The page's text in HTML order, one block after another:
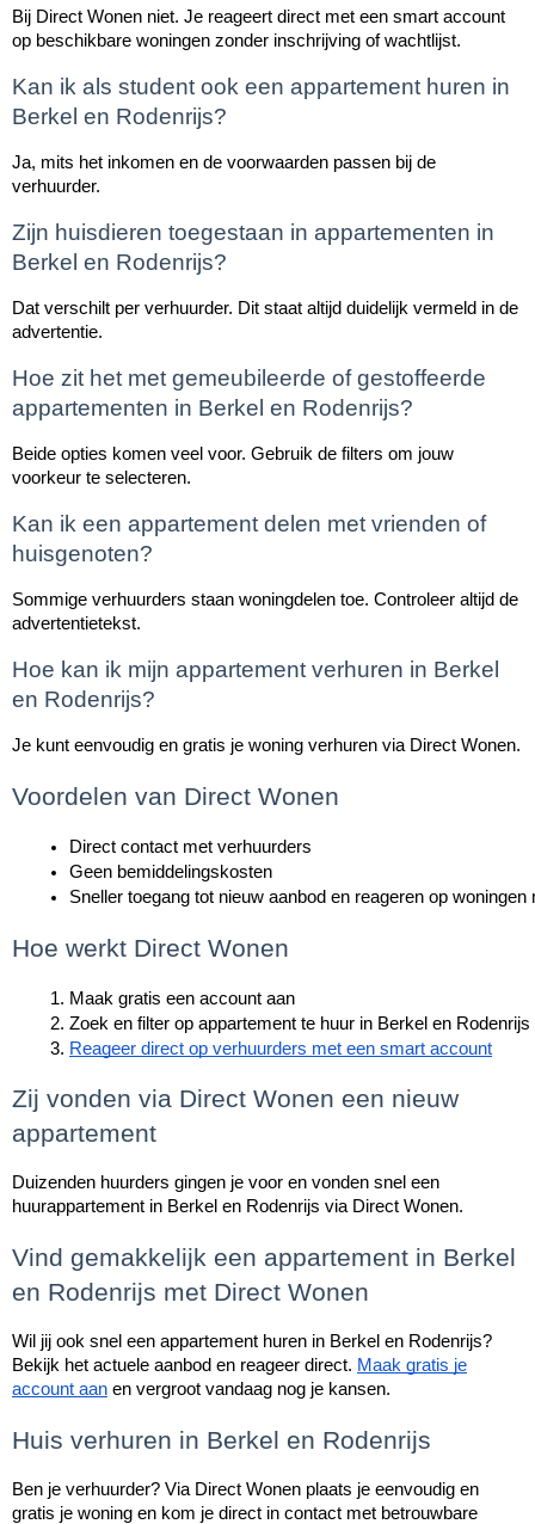
Bij Direct Wonen niet. Je reageert direct met een smart account
op beschikbare woningen zonder inschrijving of wachtlijst.
Kan ik als student ook een appartement huren in
Berkel en Rodenrijs?
Ja, mits het inkomen en de voorwaarden passen bij de
verhuurder.
Zijn huisdieren toegestaan in appartementen in
Berkel en Rodenrijs?
Dat verschilt per verhuurder. Dit staat altijd duidelijk vermeld in de
advertentie.
Hoe zit het met gemeubileerde of gestoffeerde
appartementen in Berkel en Rodenrijs?
Beide opties komen veel voor. Gebruik de filters om jouw
voorkeur te selecteren.
Kan ik een appartement delen met vrienden of
huisgenoten?
Sommige verhuurders staan woningdelen toe. Controleer altijd de
advertentietekst.
Hoe kan ik mijn appartement verhuren in Berkel
en Rodenrijs?
Je kunt eenvoudig en gratis je woning verhuren via Direct Wonen.
Voordelen van Direct Wonen
Direct contact met verhuurders
Geen bemiddelingskosten
Sneller toegang tot nieuw aanbod en reageren op
Hoe werkt Direct Wonen
Maak gratis een account aan
Zoek en filter op appartement te huur in Berkel en Rodenrijs
Reageer direct op verhuurders met een smart account
Zij vonden via Direct Wonen een nieuw
appartement
Duizenden huurders gingen je voor en vonden snel een
huurappartement in Berkel en Rodenrijs via Direct Wonen.
Vind gemakkelijk een appartement in Berkel
en Rodenrijs met Direct Wonen
Wil jij ook snel een appartement huren in Berkel en Rodenrijs?
Bekijk het actuele aanbod en reageer direct. Maak gratis je
account aan en vergroot vandaag nog je kansen.
Huis verhuren in Berkel en Rodenrijs
Ben je verhuurder? Via Direct Wonen plaats je eenvoudig en
gratis je woning en kom je direct in contact met betrouwbare